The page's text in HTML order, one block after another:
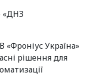
«ДНЗ
Україна»
рішення для